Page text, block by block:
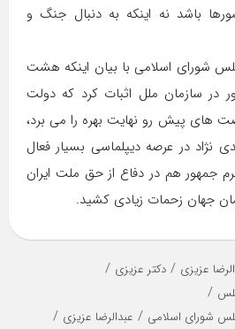
باشد نه اینکه به دنبال جنگ و
شورای اسلامی با بیان اینکه هشت
در سازمان ملل اثبات کرد که دولت
های پیش رو نهایت بهره را می برد،
نژاد در عرصه دیپلماسی بسیار فعال
جمهور هم در دفاع از حق ملت ایران
جهان زحمات زیادی کشید.
عزیزی / دکتر عزیزی /
/
شورای اسلامی / عبدالرضا عزیزی /